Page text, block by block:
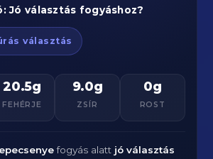
Jó választás fogyáshoz?
választás
20.5g
FEHÉRJE
9.0g
ZSÍR
0g
ROST
fogyás alatt jó választás